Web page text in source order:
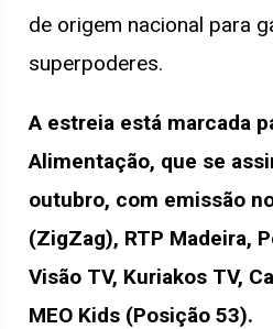
de origem nacional para
superpoderes.
A estreia está marcada
Alimentação, que se
outubro, com emissão
(ZigZag), RTP Madeira,
Visão TV, Kuriakos TV,
MEO Kids (Posição 53).